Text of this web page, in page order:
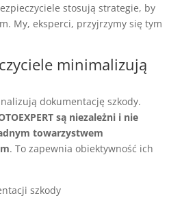
stosują strategie, by
My, eksperci, przyjrzymy się tym
minimalizują
dokumentację szkody.
są niezależni i nie
towarzystwem
. To zapewnia obiektywność ich
szkody